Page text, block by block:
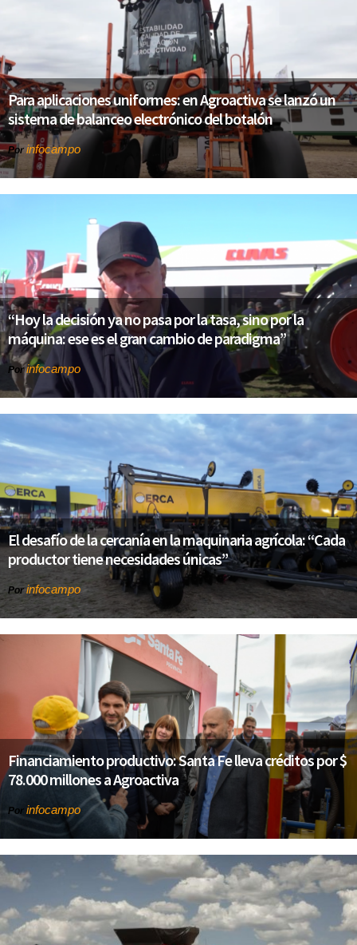
Para aplicaciones uniformes: en Agroactiva se lanzó un
sistema de balanceo electrónico del botalón
Por infocampo
“Hoy la decisión ya no pasa por la tasa, sino por la
máquina: ese es el gran cambio de paradigma”
Porinfocampo
El desafío de la cercanía en la maquinaria agrícola: “Cada
productor tiene necesidades únicas”
Porinfocampo
Financiamiento productivo: Santa Fe lleva créditos por $
78.000 millones a Agroactiva
Por infocampo